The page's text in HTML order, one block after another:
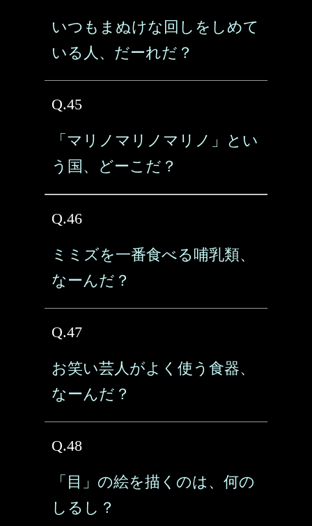
いつもまぬけな回しをしめて
いる人、だーれだ？
Q.45
「マリノマリノマリノ」とい
う国、どーこだ？
Q.46
ミミズを一番食べる哺乳類、
なーんだ？
Q.47
お笑い芸人がよく使う食器、
なーんだ？
Q.48
「目」の絵を描くのは、何の
しるし？